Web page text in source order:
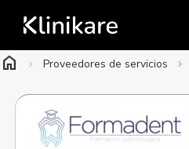
home Proveedores de servicios